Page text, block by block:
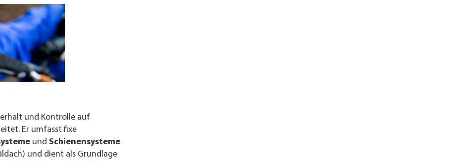
und Kontrolle auf
Er umfasst fixe
und Schienensysteme
und dient als Grundlage